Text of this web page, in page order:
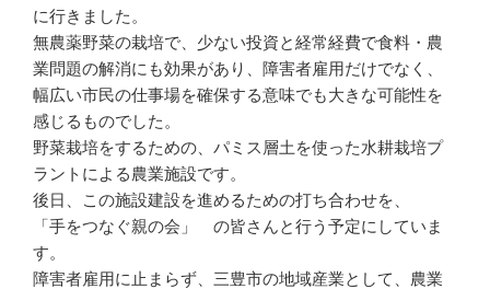
に行きました。
無農薬野菜の栽培で、少ない投資と経常経費で食料・農
業問題の解消にも効果があり、障害者雇用だけでなく、
幅広い市民の仕事場を確保する意味でも大きな可能性を
感じるものでした。
野菜栽培をするための、パミス層土を使った水耕栽培プ
ラントによる農業施設です。
後日、この施設建設を進めるための打ち合わせを、
「手をつなぐ親の会」 の皆さんと行う予定にしていま
す。
障害者雇用に止まらず、三豊市の地域産業として、農業